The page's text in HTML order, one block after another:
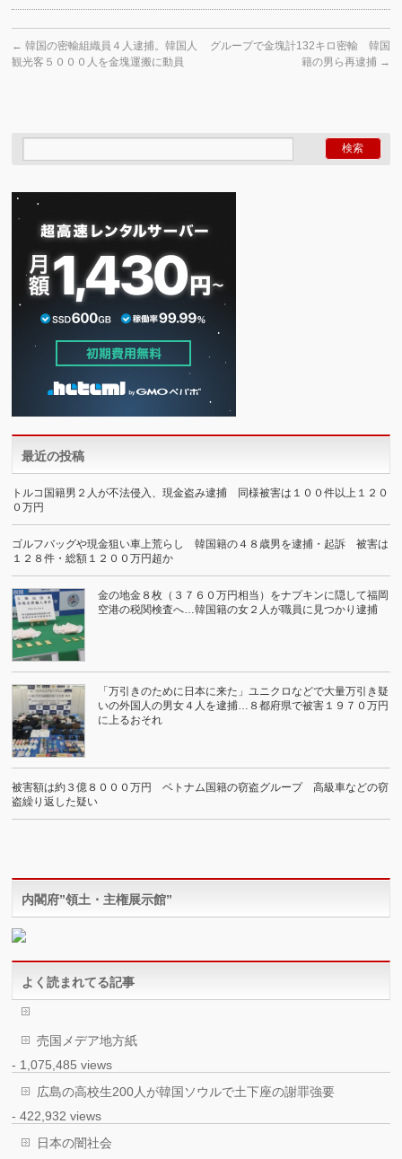
← 韓国の密輸組織員４人逮捕。韓国人
観光客５０００人を金塊運搬に動員
グループで金塊計132キロ密輸 韓国
籍の男ら再逮捕 →
最近の投稿
トルコ国籍男２人が不法侵入、現金盗み逮捕 同様被害は１００件以上１２０
０万円
ゴルフバッグや現金狙い車上荒らし 韓国籍の４８歳男を逮捕・起訴 被害は
１２８件・総額１２００万円超か
金の地金８枚（３７６０万円相当）をナプキンに隠して福岡
空港の税関検査へ…韓国籍の女２人が職員に見つかり逮捕
「万引きのために日本に来た」ユニクロなどで大量万引き疑
いの外国人の男女４人を逮捕…８都府県で被害１９７０万円
に上るおそれ
被害額は約３億８０００万円 ベトナム国籍の窃盗グループ 高級車などの窃
盗繰り返した疑い
内閣府”領土・主権展示館”
よく読まれてる記事
売国メデア地方紙
- 1,075,485 views
広島の高校生200人が韓国ソウルで土下座の謝罪強要
- 422,932 views
日本の闇社会